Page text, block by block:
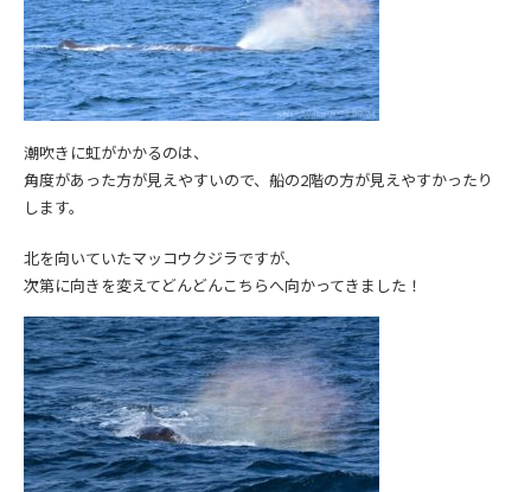
潮吹きに虹がかかるのは、
角度があった方が見えやすいので、船の2階の方が見えやすかったり
します。
北を向いていたマッコウクジラですが、
次第に向きを変えてどんどんこちらへ向かってきました！